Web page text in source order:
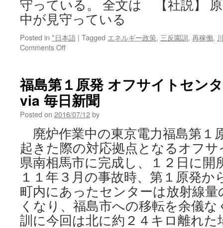
守っている。 全文は 【社説】
中が見守っている
Posted in *日本語 | Tagged エネルギー政策, 三反園訓, 再稼働,
Comments Offon
発
と
新
知
事
日
本
中
が
見
守
っ
い
福島第１原発 オフサイトセン
via 毎日新聞
Posted on 2016/07/12by
廃炉作業中の東京電力福島第１
起きた際の対応拠点となるオフ
県南相馬市に完成し、１２日に開
１１年３月の事故時、第１原発か
町内にあったセンターは放射線
くなり、福島市への移転を余儀
訓に今回は北に約２４キロ離れ